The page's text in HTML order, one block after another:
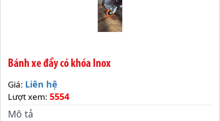
Bánh xe đẩy có khóa Inox
Giá: Liên hệ
Lượt xem: 5554
Mô tả